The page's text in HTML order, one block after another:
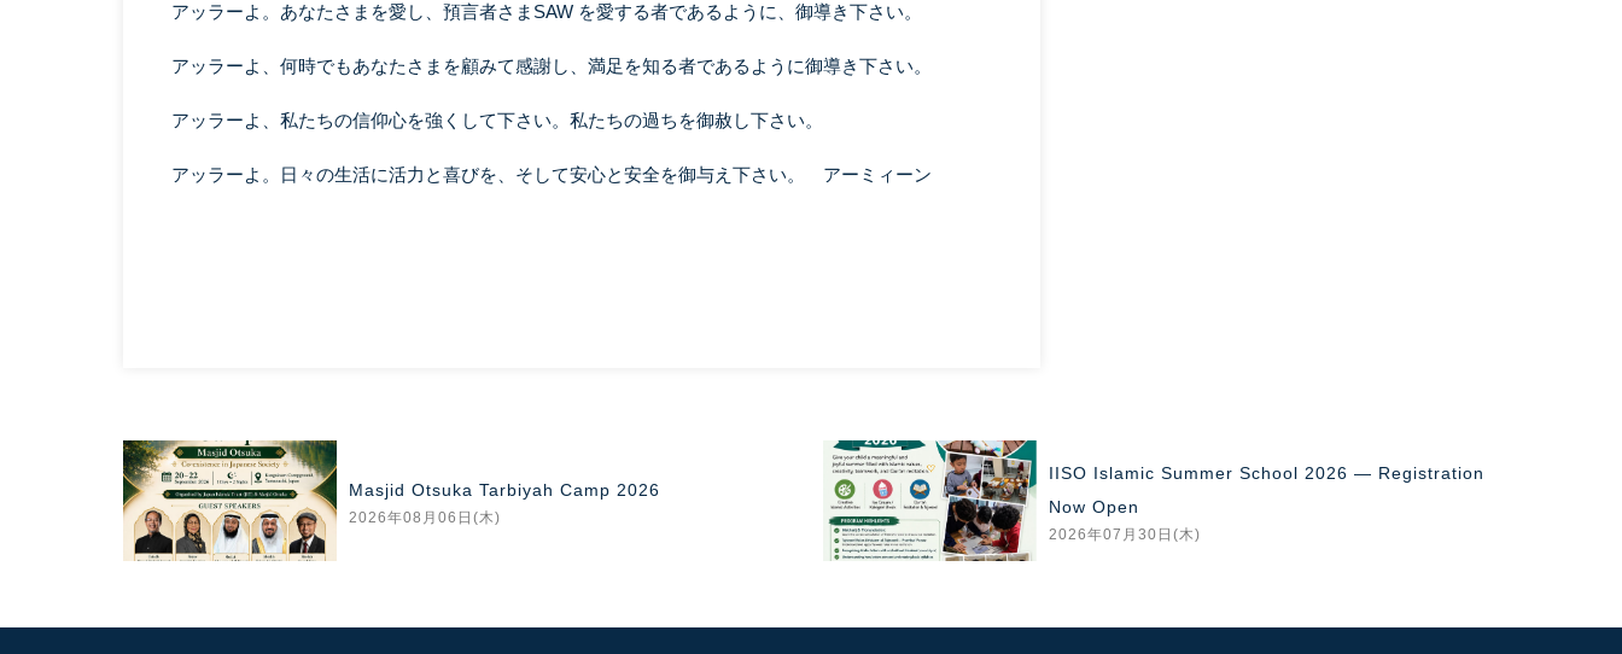
アッラーよ。あなたさまを愛し、預言者さまSAW を愛する者であるように、御導き下さい。
アッラーよ、何時でもあなたさまを顧みて感謝し、満足を知る者であるように御導き下さい。
アッラーよ、私たちの信仰心を強くして下さい。私たちの過ちを御赦し下さい。
アッラーよ。日々の生活に活力と喜びを、そして安心と安全を御与え下さい。 アーミィーン
Otsuka Tarbiyah Camp 2026
IISO Islamic Summer School 2026 — Registration